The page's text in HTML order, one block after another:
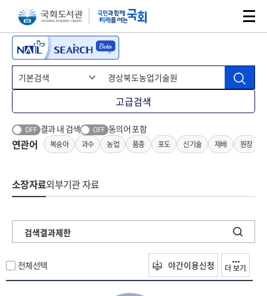
본문 바로가기주메뉴 바로가기
고급검색
OFF 결과 내 검색 OFF 동의어 포함
연관어 복숭아 과수 농업 품종 포도 신기술 재배 원장
소장자료외부기관 자료
검색결과제한
전체선택 야간이용신청 더 보기